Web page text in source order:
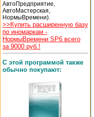
АвтоПредприятие,
АвтоМастерская,
НормыВремени).
>>Купить расширенную базу
по иномаркам -
НормыВремени SP6 всего
за 9000 руб.!
С этой программой также
обычно покупают: